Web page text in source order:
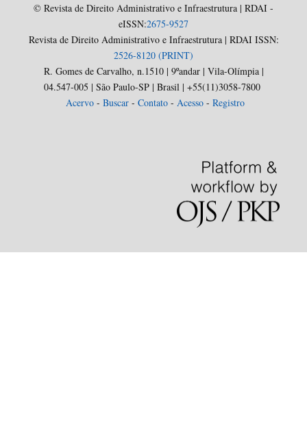
© Revista de Direito Administrativo e Infraestrutura | RDAI -
eISSN:2675-9527
Revista de Direito Administrativo e Infraestrutura | RDAI ISSN:
2526-8120 (PRINT)
R. Gomes de Carvalho, n.1510 | 9ºandar | Vila-Olímpia |
04.547-005 | São Paulo-SP | Brasil | +55(11)3058-7800
Acervo - Buscar - Contato - Acesso - Registro